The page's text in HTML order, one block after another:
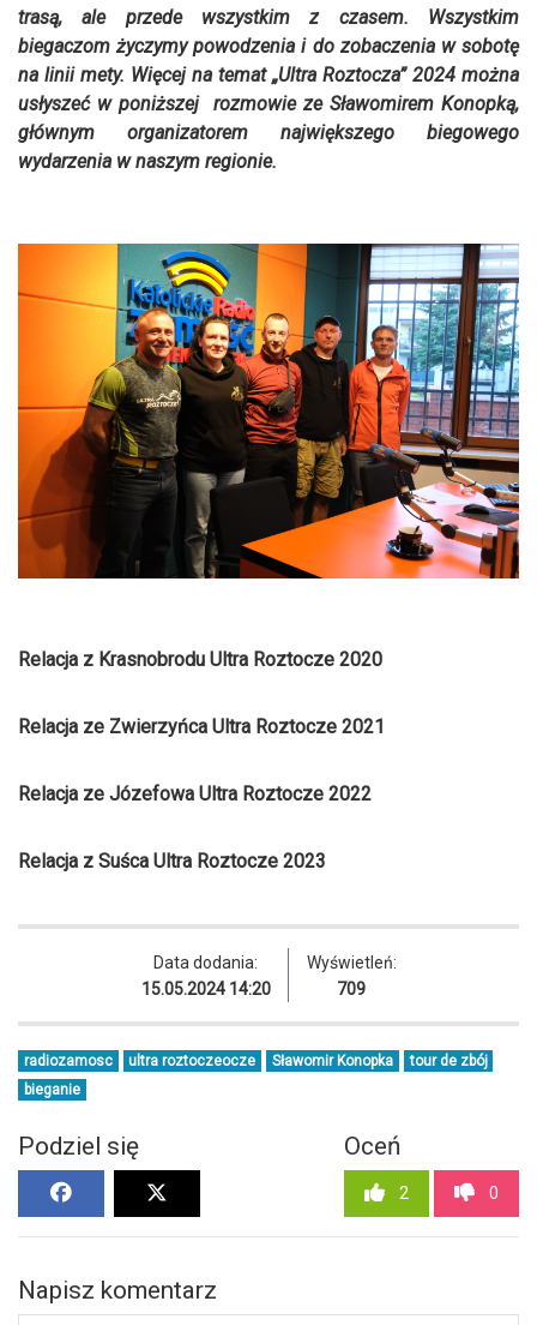
trasą, ale przede wszystkim z czasem. Wszystkim
biegaczom życzymy powodzenia i do zobaczenia w sobotę
na linii mety. Więcej na temat „Ultra Roztocza” 2024 można
usłyszeć w poniższej rozmowie ze Sławomirem Konopką,
głównym organizatorem największego biegowego
wydarzenia w naszym regionie.
Relacja z Krasnobrodu Ultra Roztocze 2020
Relacja ze Zwierzyńca Ultra Roztocze 2021
Relacja ze Józefowa Ultra Roztocze 2022
Relacja z Suśca Ultra Roztocze 2023
Data dodania:
15.05.2024 14:20
Wyświetleń:
709
radiozamosc ultra roztoczeocze Sławomir Konopka
tour de zbój
bieganie
Podziel się Oceń
2 0
Napisz komentarz